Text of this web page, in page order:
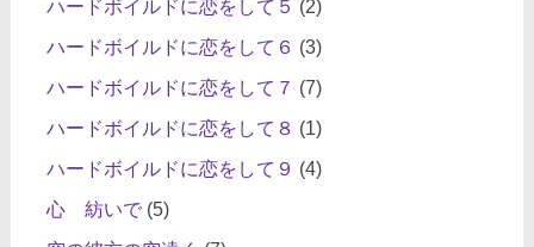
ハードボイルドに恋をして５ (2)
ハードボイルドに恋をして６ (3)
ハードボイルドに恋をして７ (7)
ハードボイルドに恋をして８ (1)
ハードボイルドに恋をして９ (4)
心 紡いで(5)